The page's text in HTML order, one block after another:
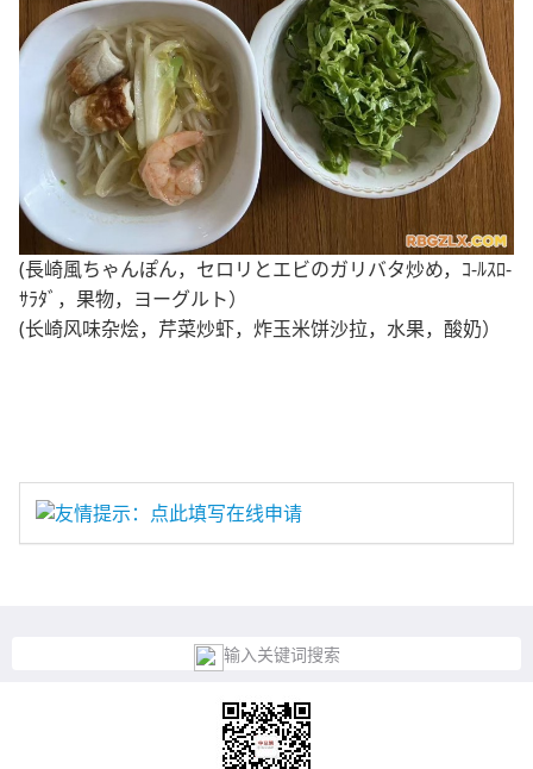
(長崎風ちゃんぽん，セロリとエビのガリバタ炒め，ｺ-ﾙｽﾛ-
ｻﾗﾀﾞ，果物，ヨーグルト）
(长崎风味杂烩，芹菜炒虾，炸玉米饼沙拉，水果，酸奶）
友情提示：点此填写在线申请
输入关键词搜索